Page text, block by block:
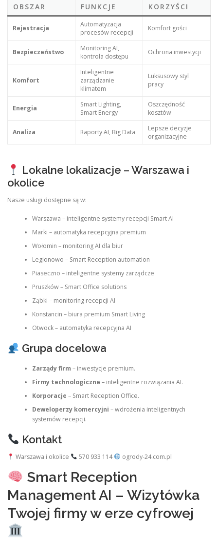
OBSZAR FUNKCJE KORZYŚCI
Rejestracja
Automatyzacja
procesów recepcji
Komfort gości
Bezpieczeństwo
Monitoring AI,
kontrola dostępu
Ochrona inwestycji
Komfort
Inteligentne
zarządzanie
klimatem
Luksusowy styl
pracy
Energia
Smart Lighting,
Smart Energy
Oszczędność
kosztów
Analiza Raporty AI, Big Data
Lepsze decyzje
organizacyjne
Lokalne lokalizacje – Warszawa i
okolice
Nasze usługi dostępne są w:
Warszawa – inteligentne systemy recepcji Smart AI
Marki – automatyka recepcyjna premium
Wołomin – monitoring AI dla biur
Legionowo – Smart Reception automation
Piaseczno – inteligentne systemy zarządcze
Pruszków – Smart Office solutions
Ząbki – monitoring recepcji AI
Konstancin – biura premium Smart Living
Otwock – automatyka recepcyjna AI
Grupa docelowa
Zarządy firm – inwestycje premium.
Firmy technologiczne – inteligentne rozwiązania AI.
Korporacje – Smart Reception Office.
Deweloperzy komercyjni – wdrożenia inteligentnych
systemów recepcji.
Kontakt
Warszawa i okolice 570 933 114 ogrody-24.com.pl
Smart Reception
Management AI – Wizytówka
Twojej firmy w erze cyfrowej